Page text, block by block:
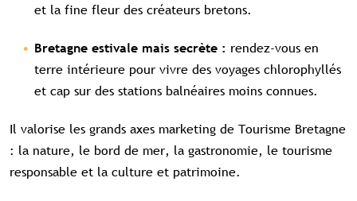
et la fine fleur des créateurs bretons.
Bretagne estivale mais secrète : rendez-vous en
terre intérieure pour vivre des voyages chlorophyllés
et cap sur des stations balnéaires moins connues.
Il valorise les grands axes marketing de Tourisme Bretagne
: la nature, le bord de mer, la gastronomie, le tourisme
responsable et la culture et patrimoine.